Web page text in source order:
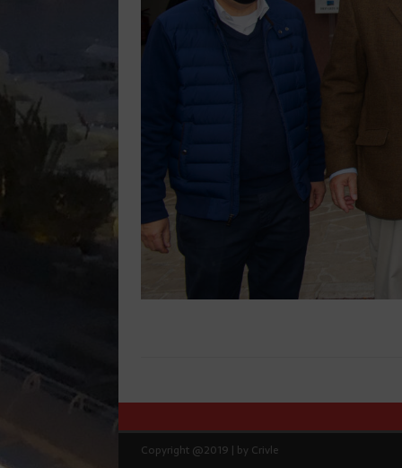
Copyright @2019 | by Crivle